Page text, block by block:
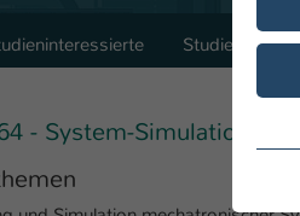
Studierende
- System-Simulation